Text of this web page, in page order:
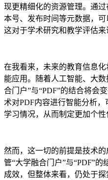
现更精细化的资源管理。通
本号、发布时间等元数据，可
这对于学术研究和教学评估来
在我看来，未来的教育信息
能应用。随着人工智能、大
合门户”与“PDF”的结合将会
术对PDF内容进行智能分析
学习情况，从而制定更加个性
然而，这一切的前提是技术
管“大学融合门户”与“PDF”
成效，但整体来看，仍处于